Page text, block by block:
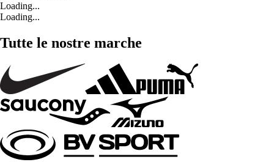
Loading...
Loading...
Tutte le nostre marche